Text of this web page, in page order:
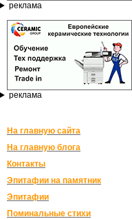
реклама
реклама
На главную сайта
На главную блога
Контакты
Эпитафии на памятник
Эпитафии
Поминальные стихи